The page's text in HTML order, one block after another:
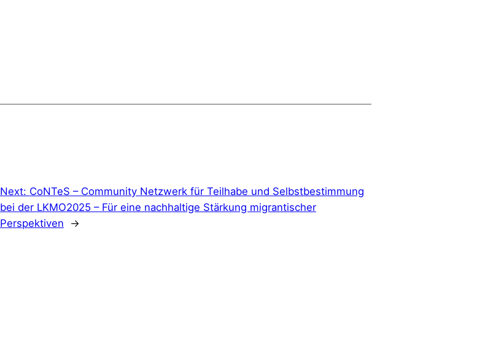
Next: CoNTeS – Community Netzwerk für Teilhabe und Selbstbestimmung
bei der LKMO2025 – Für eine nachhaltige Stärkung migrantischer
Perspektiven
→